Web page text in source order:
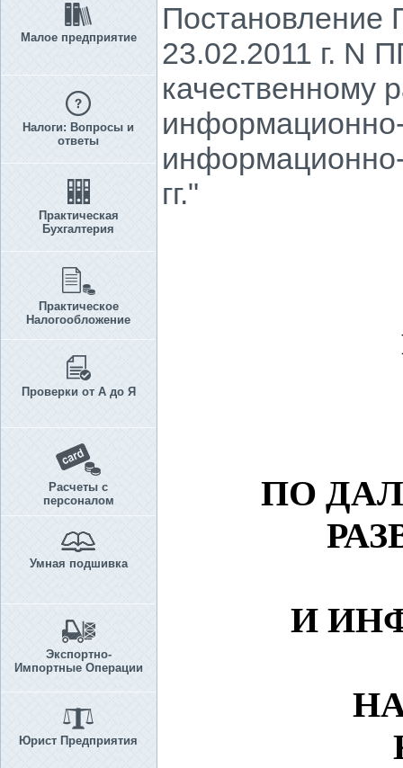
Малое предприятие
Налоги: Вопросы и
ответы
Практическая
Бухгалтерия
Практическое
Налогообложение
Проверки от А до Я
Расчеты с
персоналом
Умная подшивка
Экспортно-
Импортные Операции
Юрист Предприятия
Постановление
23.02.2011 г. N
качественному
гг."
ПО
И